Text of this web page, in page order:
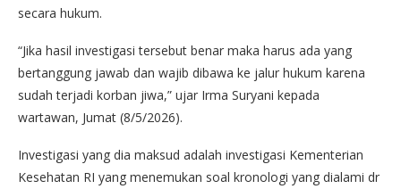
secara hukum.
“Jika hasil investigasi tersebut benar maka harus ada yang
bertanggung jawab dan wajib dibawa ke jalur hukum karena
sudah terjadi korban jiwa,” ujar Irma Suryani kepada
wartawan, Jumat (8/5/2026).
Investigasi yang dia maksud adalah investigasi Kementerian
Kesehatan RI yang menemukan soal kronologi yang dialami dr